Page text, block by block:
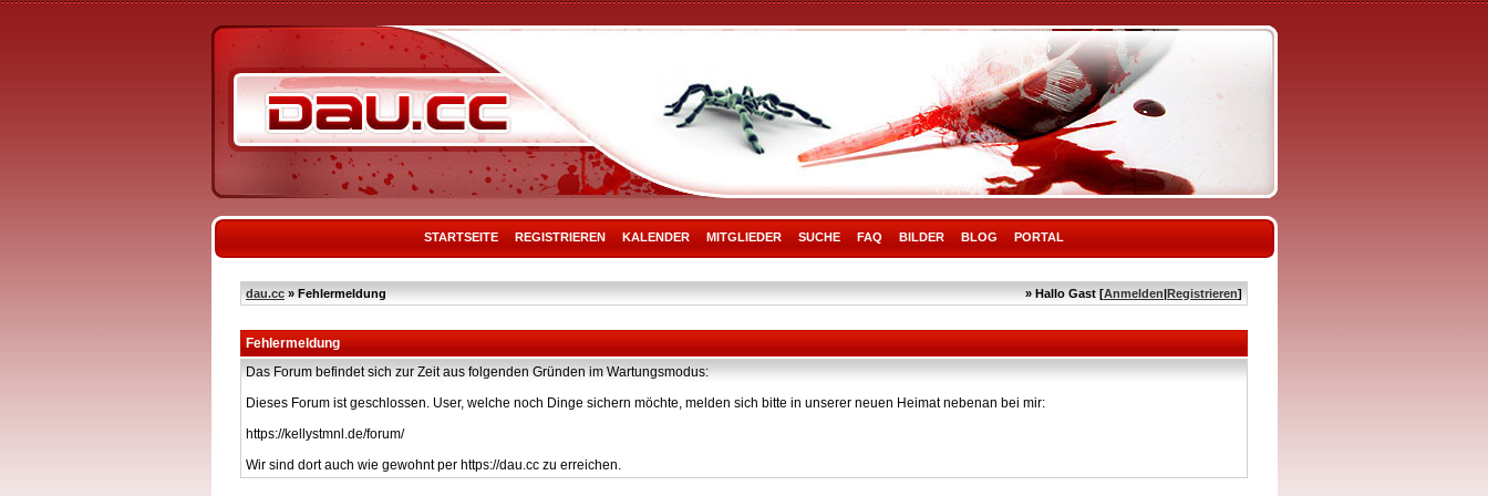
STARTSEITE REGISTRIEREN KALENDER MITGLIEDER SUCHE FAQ BILDER BLOG PORTAL
dau.cc » Fehlermeldung » Hallo Gast [Anmelden|Registrieren]
Fehlermeldung
Das Forum befindet sich zur Zeit aus folgenden Gründen im Wartungsmodus:
Dieses Forum ist geschlossen. User, welche noch Dinge sichern möchte, melden sich bitte in unserer neuen Heimat nebenan bei mir:
https://kellystmnl.de/forum/
Wir sind dort auch wie gewohnt per https://dau.cc zu erreichen.